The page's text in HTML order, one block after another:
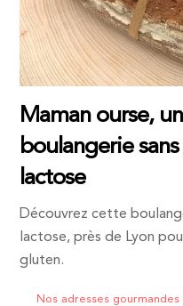
Maman ourse,
boulangerie
lactose
Découvrez cette
lactose, près de Lyon
gluten.
Nos adresses gourmandes